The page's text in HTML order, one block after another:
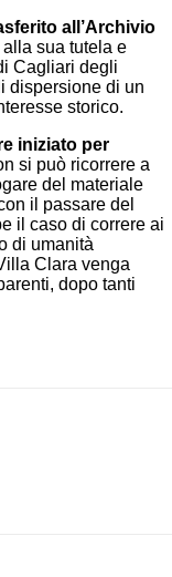
all’Archivio
sua tutela e
Cagliari degli
dispersione di un
storico.
iniziato per
si può ricorrere a
del materiale
il passare del
il caso di correre ai
di umanità
Clara venga
dopo tanti